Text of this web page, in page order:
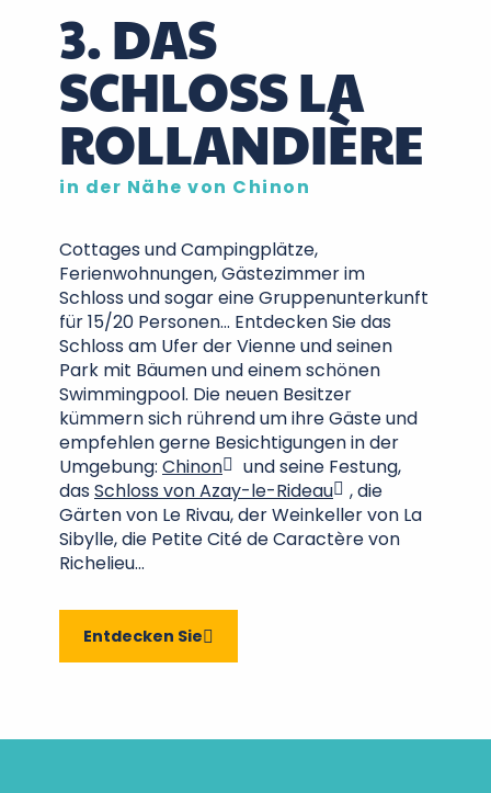
3. DAS
SCHLOSS LA
ROLLANDIÈRE
in der Nähe von Chinon
Cottages und Campingplätze,
Ferienwohnungen, Gästezimmer im
Schloss und sogar eine Gruppenunterkunft
für 15/20 Personen… Entdecken Sie das
Schloss am Ufer der Vienne und seinen
Park mit Bäumen und einem schönen
Swimmingpool. Die neuen Besitzer
kümmern sich rührend um ihre Gäste und
empfehlen gerne Besichtigungen in der
Umgebung: Chinon
und seine Festung,
dasSchloss von Azay-le-Rideau
, die
Gärten von Le Rivau, der Weinkeller von La
Sibylle, die Petite Cité de Caractère von
Richelieu…
Entdecken Sie